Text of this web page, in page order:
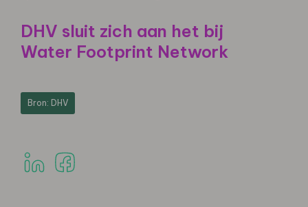
DHV sluit zich aan het bij
Water Footprint Network
Bron: DHV